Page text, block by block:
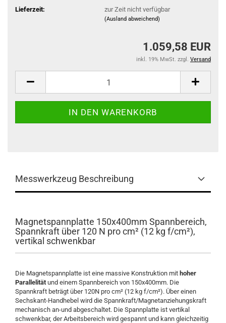
Lieferzeit:
zur Zeit nicht verfügbar
(Ausland abweichend)
1.059,58 EUR
inkl. 19% MwSt. zzgl. Versand
Messwerkzeug Beschreibung
Magnetspannplatte 150x400mm Spannbereich,
Spannkraft über 120 N pro cm² (12 kg f/cm²),
vertikal schwenkbar
Die Magnetspannplatte ist eine massive Konstruktion mit hoher
Parallelitätund einem Spannbereich von 150x400mm. Die
Spannkraft beträgt über 120N pro cm² (12 kg f/cm²). Über einen
Sechskant-Handhebel wird die Spannkraft/Magnetanziehungskraft
mechanisch an-und abgeschaltet. Die Spannplatte ist vertikal
schwenkbar, der Arbeitsbereich wird gespannt und kann gleichzeitig